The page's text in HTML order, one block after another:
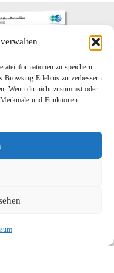
zu speichern
Browsing-Erlebnis zu verbessern
Wenn du nicht zustimmst oder
und Funktionen